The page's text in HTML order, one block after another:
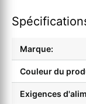
Marque:
Couleur du
Exigences